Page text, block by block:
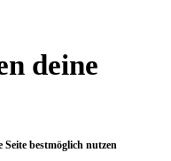
deine
bestmöglich nutzen